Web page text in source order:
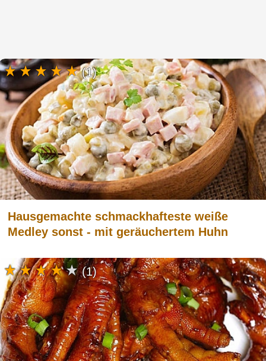
Hausgemachte schmackhafteste weiße
Medley sonst - mit geräuchertem Huhn
(1)
(1)